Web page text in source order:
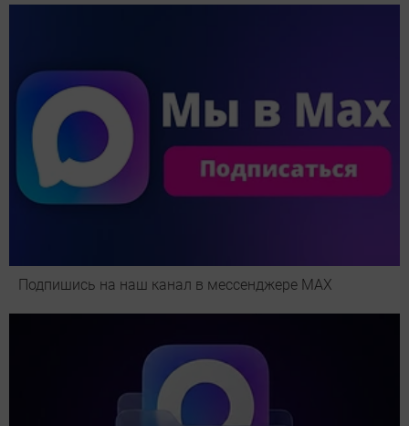
Подпишись на наш канал в мессенджере МАХ